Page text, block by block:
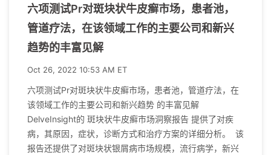
六项测试Pr对斑块状牛皮癣市场，患者池，
管道疗法，在该领域工作的主要公司和新兴
趋势的丰富见解
Oct 26, 2022 10:53 AM ET
六项测试Pr对斑块状牛皮癣市场，患者池，管道疗法，在
该领域工作的主要公司和新兴趋势 的丰富见解
DelveInsight的 斑块状牛皮癣市场洞察报告 提供了对疾
病，其原因，症状，诊断方式和治疗方案的详细分析。 该
报告还提供了对斑块状银屑病市场规模，流行病学，新兴